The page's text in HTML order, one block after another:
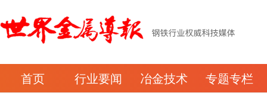
首页 行业要闻 冶金技术 专题专栏